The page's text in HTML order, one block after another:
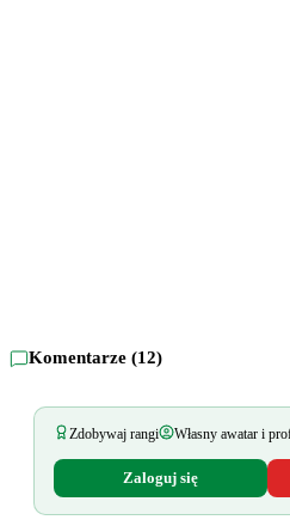
Komentarze (12)
Zdobywaj rangi Własny awatar i
Zaloguj się